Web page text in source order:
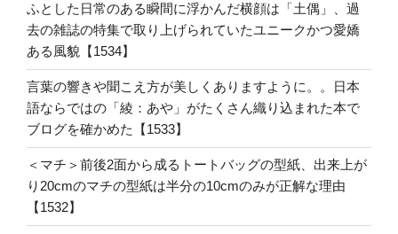
ふとした日常のある瞬間に浮かんだ横顔は「土偶」、過
去の雑誌の特集で取り上げられていたユニークかつ愛嬌
ある風貌【1534】
言葉の響きや聞こえ方が美しくありますように。。日本
語ならではの「綾：あや」がたくさん織り込まれた本で
ブログを確かめた【1533】
＜マチ＞前後2面から成るトートバッグの型紙、出来上が
り20cmのマチの型紙は半分の10cmのみが正解な理由
【1532】